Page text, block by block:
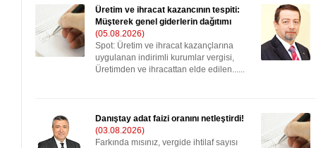
Üretim ve ihracat kazancının tespiti:
Müşterek genel giderlerin dağıtımı
(05.08.2026)
Spot: Üretim ve ihracat kazançlarına
uygulanan indirimli kurumlar vergisi,
Üretimden ve ihracattan elde edilen......
Danıştay adat faizi oranını netleştirdi!
(03.08.2026)
Farkında mısınız, vergide ihtilaf sayısı